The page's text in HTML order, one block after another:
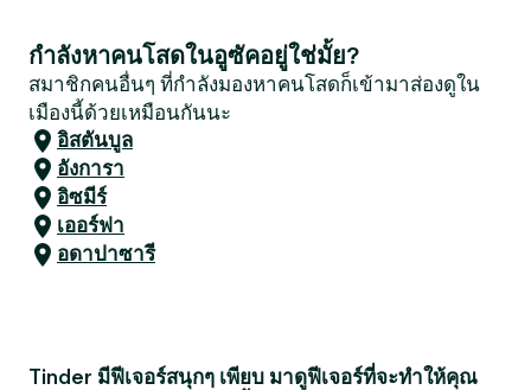
กำลังหาคนโสดในอูซัคอยู่ใช่มั้ย?
สมาชิกคนอื่นๆ ที่กำลังมองหาคนโสดก็เข้ามาส่องดูใน
เมืองนี้ด้วยเหมือนกันนะ
อิสตันบูล
อังการา
อิซมีร์
เออร์ฟา
อดาปาซารี
Tinder มีฟีเจอร์สนุกๆ เพียบ มาดูฟีเจอร์ที่จะทำให้คุณ